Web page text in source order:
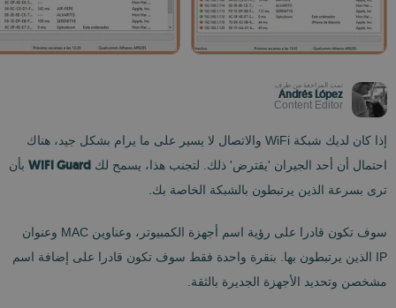
تمت المراجعة من طرف
Andrés López
Content Editor
إذا كان لديك شبكة WiFi والاتصال لا يسير على ما يرام بشكل جيد، هناك
احتمال أن أحد الجيران 'يقترض' ذلك. لتجنب هذا، يسمح لك WIFI Guard بأن
ترى بسرعة الذين يرتبطون بالشبكة الخاصة بك.
سوف تكون قادرا على رؤية اسم أجهزة الكمبيوتر، وعناوين MAC وعنوان
IP الذين يرتبطون بها. بنقرة واحدة فقط سوف تكون قادرا على إضافة اسم
مشخصن وتحديد الأجهزة الجديرة بالثقة.